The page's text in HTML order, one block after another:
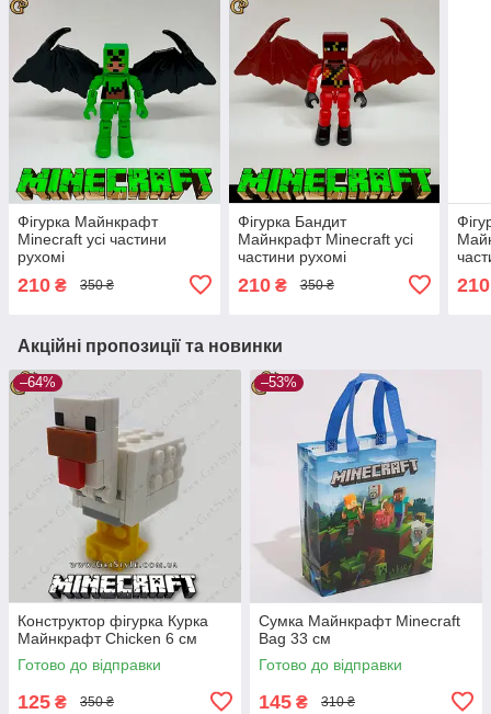
Фігурка Майнкрафт
Minecraft усі частини
рухомі
210 ₴ 350 ₴
Фігурка Бандит
Майнкрафт Minecraft усі
частини рухомі
210₴ 350 ₴ 210
Акційні пропозиції та новинки
–64%
Конструктор фігурка Курка
Майнкрафт Chicken 6 см
Готово до відправки
125 ₴ 350 ₴
–53%
Сумка Майнкрафт Minecraft
Bag 33 см
Готово до відправки
145 ₴ 310 ₴